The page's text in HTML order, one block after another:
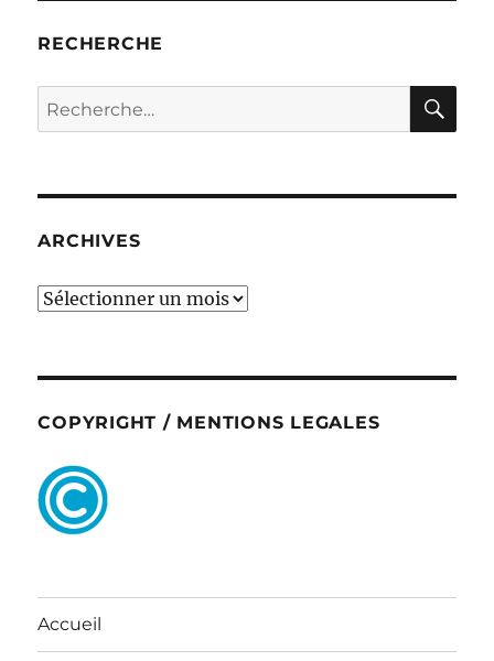
RECHERCHE
Recherche
pour :
ARCHIVES
ARCHIVES
COPYRIGHT / MENTIONS LEGALES
Accueil